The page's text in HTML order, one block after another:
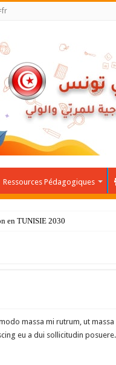
Ressources Pédagogiques
en TUNISIE 2030
massa mi rutrum, ut
eu a dui sollicitudin